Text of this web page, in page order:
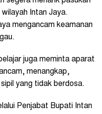
Intan Jaya.
mengancam keamanan
juga meminta aparat
menangkap,
yang tidak berdosa.
Penjabat Bupati Intan